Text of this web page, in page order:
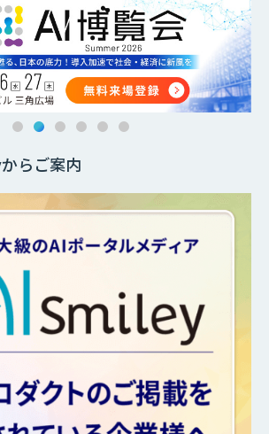
らご案内